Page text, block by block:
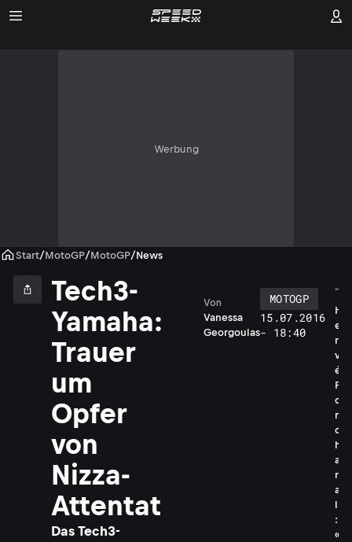
Werbung
Start/MotoGP/MotoGP/News
Tech3-
Yamaha:
Trauer
um
Opfer
von
Nizza-
Attentat
Das Tech3-
Vanessa
Georgoulas
Von
MOTOGP
15.07.2016
- 18:40
H
e
r
v
é
P
o
n
c
h
a
r
a
l
:
«